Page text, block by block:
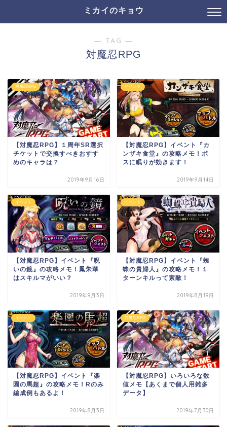
ミカイのキョウ
― TAG ―
対魔忍RPG
対魔忍RPG
【対魔忍RPG】１周年SR選択
チケットで交換すべきおすす
めのキャラは？
2019年9月16日
イベント
【対魔忍RPG】イベント『カ
ンザキ食堂』の攻略メモ！ボ
スに眠りが効きます！
2019年9月14日
イベント
【対魔忍RPG】イベント『呪
いの鏡』の攻略メモ！鳳朱華
はスキルマがいい？
2019年9月3日
イベント
【対魔忍RPG】イベント『蜘
蛛の貴婦人』の攻略メモ！１
ターンキルって素敵！
2019年8月19日
イベント
【対魔忍RPG】イベント『楽
園の馬超』の攻略メモ！Rのみ
編成例もあるよ！
2019年8月3日
対魔忍RPG
【対魔忍RPG】いろいろな数
値メモ【あくまで個人用雑多
データ】
2019年7月30日